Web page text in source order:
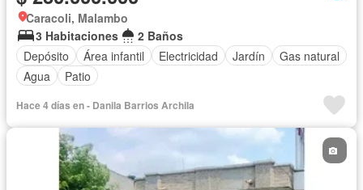
Caracoli, Malambo
3 Habitaciones
2 Baños
Depósito
Área infantil Electricidad Jardín
Gas natural
Agua
Patio
Hace 4 días en - Danila Barrios Archila